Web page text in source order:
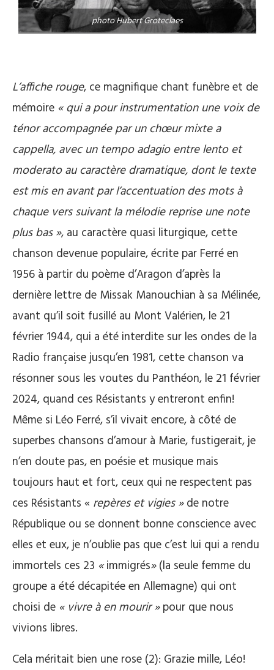
photo Hubert Groteclaes
L’affiche rouge, ce magnifique chant funèbre et de
mémoire « qui a pour instrumentation une voix de
ténor accompagnée par un chœur mixte a
cappella, avec un tempo adagio entre lento et
moderato au caractère dramatique, dont le texte
est mis en avant par l’accentuation des mots à
chaque vers suivant la mélodie reprise une note
plus bas », au caractère quasi liturgique, cette
chanson devenue populaire, écrite par Ferré en
1956 à partir du poème d’Aragon d’après la
dernière lettre de Missak Manouchian à sa Mélinée,
avant qu’il soit fusillé au Mont Valérien, le 21
février 1944, qui a été interdite sur les ondes de la
Radio française jusqu’en 1981, cette chanson va
résonner sous les voutes du Panthéon, le 21 février
2024, quand ces Résistants y entreront enfin!
Même si Léo Ferré, s’il vivait encore, à côté de
superbes chansons d’amour à Marie, fustigerait, je
n’en doute pas, en poésie et musique mais
toujours haut et fort, ceux qui ne respectent pas
ces Résistants « repères et vigies »de notre
République ou se donnent bonne conscience avec
elles et eux, je n’oublie pas que c’est lui qui a rendu
immortels ces 23 «immigrés»(la seule femme du
groupe a été décapitée en Allemagne) qui ont
choisi de « vivre à en mourir »pour que nous
vivions libres.
Cela méritait bien une rose (2): Grazie mille, Léo!